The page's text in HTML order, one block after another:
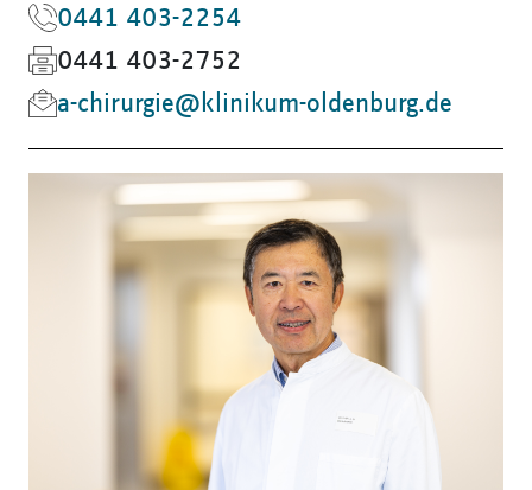
0441 403-2254
0441 403-2752
a-chirurgie@klinikum-oldenburg.de